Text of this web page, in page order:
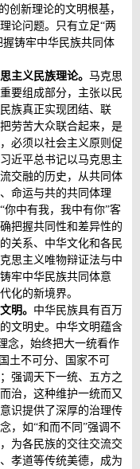
创新理论的文明根基，
论问题。只有立足“两
握铸牢中华民族共同体
主义民族理论。 马克思
要组成部分，主张以民
族真正实现团结、联
劳苦大众联合起来，是
必须以社会主义原则促
近平总书记以马克思主
交融的历史，从共同体
命运与共的共同体理
中有我，我中有你”客
把握共同性和差异性的
关系、中华文化和各民
思主义唯物辩证法与中
牢中华民族共同体意
化的新境界。
明。 中华民族具有百万
文明史。中华文明蕴含
念，始终把大一统看作
土不可分、国家不可
强调天下一统、五方之
治，这种维护一统而又
识提供了深厚的治理传
，如“和而不同”强调不
为各民族的交往交流交
孝道等传统美德，成为